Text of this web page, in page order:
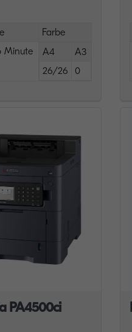
Farbe
Minute
A4
A3
26/26
0
PA4500ci